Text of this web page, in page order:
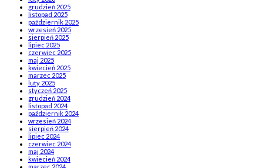
grudzień 2025
listopad 2025
październik 2025
wrzesień 2025
sierpień 2025
lipiec 2025
czerwiec 2025
maj 2025
kwiecień 2025
marzec 2025
luty 2025
styczeń 2025
grudzień 2024
listopad 2024
październik 2024
wrzesień 2024
sierpień 2024
lipiec 2024
czerwiec 2024
maj 2024
kwiecień 2024